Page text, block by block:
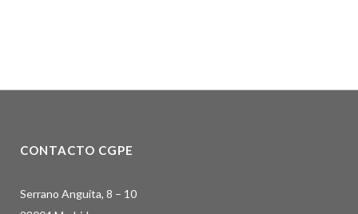
CONTACTO CGPE
Serrano Anguita, 8 – 10